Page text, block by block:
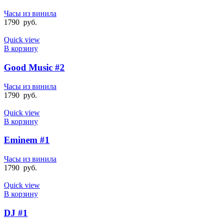
Часы из винила
1790 руб.
Quick view
В корзину
Good Music #2
Часы из винила
1790 руб.
Quick view
В корзину
Eminem #1
Часы из винила
1790 руб.
Quick view
В корзину
DJ #1